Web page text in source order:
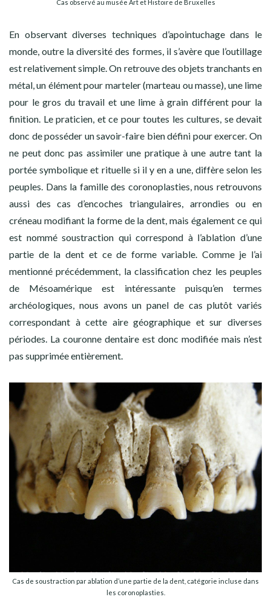
Cas observé au musée Art et Histoire de Bruxelles
En observant diverses techniques d’apointuchage dans le
monde, outre la diversité des formes, il s’avère que l’outillage
est relativement simple. On retrouve des objets tranchants en
métal, un élément pour marteler (marteau ou masse), une lime
pour le gros du travail et une lime à grain différent pour la
finition. Le praticien, et ce pour toutes les cultures, se devait
donc de posséder un savoir-faire bien défini pour exercer. On
ne peut donc pas assimiler une pratique à une autre tant la
portée symbolique et rituelle si il y en a une, diffère selon les
peuples. Dans la famille des coronoplasties, nous retrouvons
aussi des cas d’encoches triangulaires, arrondies ou en
créneau modifiant la forme de la dent, mais également ce qui
est nommé soustraction qui correspond à l’ablation d’une
partie de la dent et ce de forme variable. Comme je l’ai
mentionné précédemment, la classification chez les peuples
de Mésoamérique est intéressante puisqu’en termes
archéologiques, nous avons un panel de cas plutôt variés
correspondant à cette aire géographique et sur diverses
périodes. La couronne dentaire est donc modifiée mais n’est
pas supprimée entièrement.
Cas de soustraction par ablation d’une partie de la dent, catégorie incluse dans
les coronoplasties.